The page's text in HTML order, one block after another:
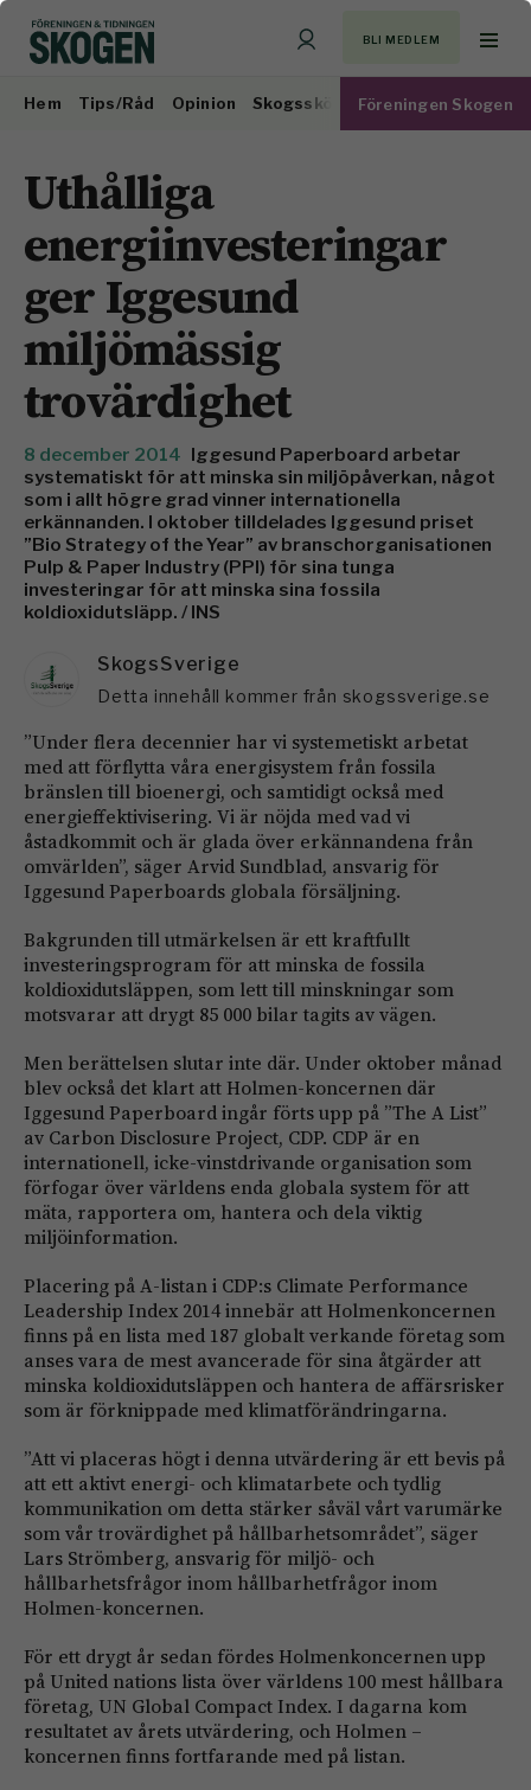
BLI MEDLEM
Hem Tips/Råd Opinion Skogsskötsel Virkesmarknad
Föreningen Skogen
Uthålliga
energiinvesteringar
ger Iggesund
miljömässig
trovärdighet
8 december 2014 Iggesund Paperboard arbetar
systematiskt för att minska sin miljöpåverkan, något
som i allt högre grad vinner internationella
erkännanden. I oktober tilldelades Iggesund priset
”Bio Strategy of the Year” av branschorganisationen
Pulp & Paper Industry (PPI) för sina tunga
investeringar för att minska sina fossila
koldioxidutsläpp. / INS
SkogsSverige
Detta innehåll kommer från skogssverige.se
”Under flera decennier har vi systemetiskt arbetat
med att förflytta våra energisystem från fossila
bränslen till bioenergi, och samtidigt också med
energieffektivisering. Vi är nöjda med vad vi
åstadkommit och är glada över erkännandena från
omvärlden”, säger Arvid Sundblad, ansvarig för
Iggesund Paperboards globala försäljning.
Bakgrunden till utmärkelsen är ett kraftfullt
investeringsprogram för att minska de fossila
koldioxidutsläppen, som lett till minskningar som
motsvarar att drygt 85 000 bilar tagits av vägen.
Men berättelsen slutar inte där. Under oktober månad
blev också det klart att Holmen-koncernen där
Iggesund Paperboard ingår förts upp på ”The A List”
av Carbon Disclosure Project, CDP. CDP är en
internationell, icke-vinstdrivande organisation som
förfogar över världens enda globala system för att
mäta, rapportera om, hantera och dela viktig
miljöinformation.
Placering på A-listan i CDP:s Climate Performance
Leadership Index 2014 innebär att Holmenkoncernen
finns på en lista med 187 globalt verkande företag som
anses vara de mest avancerade för sina åtgärder att
minska koldioxidutsläppen och hantera de affärsrisker
som är förknippade med klimatförändringarna.
”Att vi placeras högt i denna utvärdering är ett bevis på
att ett aktivt energi- och klimatarbete och tydlig
kommunikation om detta stärker såväl vårt varumärke
som vår trovärdighet på hållbarhetsområdet”, säger
Lars Strömberg, ansvarig för miljö- och
hållbarhetsfrågor inom hållbarhetfrågor inom
Holmen-koncernen.
För ett drygt år sedan fördes Holmenkoncernen upp
på United nations lista över världens 100 mest hållbara
företag, UN Global Compact Index. I dagarna kom
resultatet av årets utvärdering, och Holmen –
koncernen finns fortfarande med på listan.